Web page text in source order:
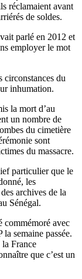
réclamaient avant
de soldes.
parlé en 2012 et
employer le mot
circonstances du
inhumation.
la mort d’au
un nombre de
du cimetière
sont
du massacre.
particulier que le
les
archives de la
Sénégal.
commémoré avec
semaine passée.
France
que c’est un